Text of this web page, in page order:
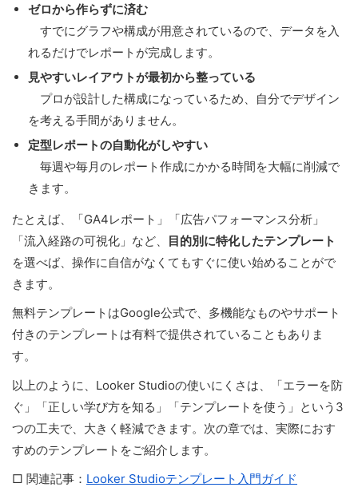
ゼロから作らずに済む
すでにグラフや構成が用意されているので、データを入
れるだけでレポートが完成します。
見やすいレイアウトが最初から整っている
プロが設計した構成になっているため、自分でデザイン
を考える手間がありません。
定型レポートの自動化がしやすい
毎週や毎月のレポート作成にかかる時間を大幅に削減で
きます。
たとえば、「GA4レポート」「広告パフォーマンス分析」
「流入経路の可視化」など、
目的別に特化したテンプレート
を選べば、操作に自信がなくてもすぐに使い始めることがで
きます。
無料テンプレートはGoogle公式で、多機能なものやサポート
付きのテンプレートは有料で提供されていることもありま
す。
以上のように、Looker Studioの使いにくさは、「エラーを防
ぐ」「正しい学び方を知る」「テンプレートを使う」という3
つの工夫で、大きく軽減できます。次の章では、実際におす
すめのテンプレートをご紹介します。
□ 関連記事： Looker Studioテンプレート入門ガイド